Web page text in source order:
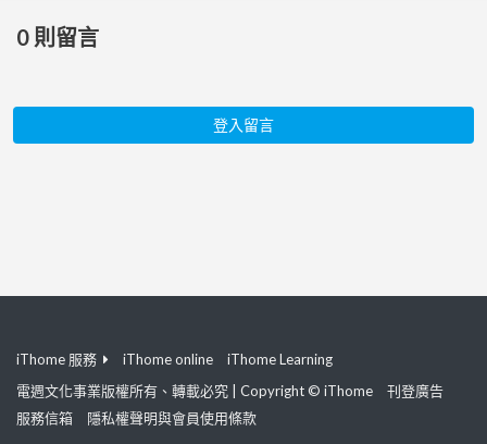
0 則留言
登入留言
iThome 服務 iThome online
iThome Learning
電週文化事業版權所有、轉載必究 | Copyright © iThome
刊登廣告
服務信箱
隱私權聲明與會員使用條款